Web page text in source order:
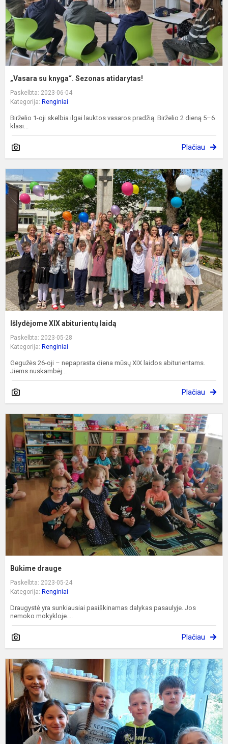
„Vasara su knyga“. Sezonas atidarytas!
Paskelbta: 2023-06-04
Kategorija: Renginiai
Birželio 1-oji skelbia ilgai lauktos vasaros pradžią. Birželio 2 dieną 5–6
klasi...
Plačiau
Išlydėjome XIX abiturientų laidą
Paskelbta: 2023-05-28
Kategorija: Renginiai
Gegužės 26-oji – nepaprasta diena mūsų XIX laidos abiturientams.
Jiems nuskambėj...
Plačiau
Būkime drauge
Paskelbta: 2023-05-24
Kategorija: Renginiai
Draugystė yra sunkiausiai paaiškinamas dalykas pasaulyje. Jos
nemoko mokykloje....
Plačiau